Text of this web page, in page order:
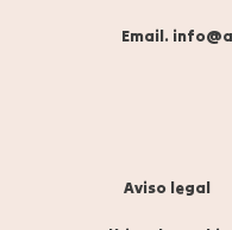
Email.
Aviso legal